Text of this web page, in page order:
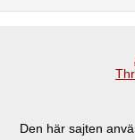
Den här sajten